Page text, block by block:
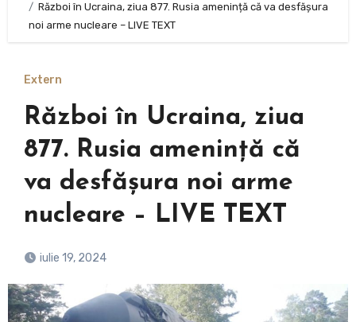
Război în Ucraina, ziua 877. Rusia amenință că va desfășura
noi arme nucleare – LIVE TEXT
Extern
Război în Ucraina, ziua
877. Rusia amenință că
va desfășura noi arme
nucleare – LIVE TEXT
iulie 19, 2024